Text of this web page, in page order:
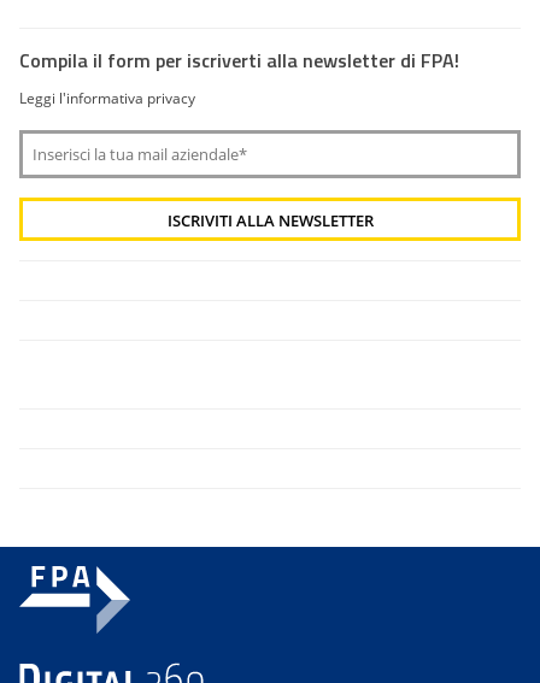
Compila il form per iscriverti alla newsletter di FPA!
Leggi l'informativa privacy